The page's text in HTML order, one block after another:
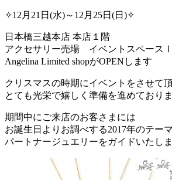
✧12月21日(水)～12月25日(日)✧
日本橋三越本店 本店１階
アクセサリー売場 イベントスペース
Angelina Limited shopがOPENします
クリスマスの時期にイベントをさせて
とても光栄で嬉しく準備を進めており
期間中にご来店のお客さまには
お誕生日よりお調べする2017年のテー
パートナージュエリーをガイドいたし